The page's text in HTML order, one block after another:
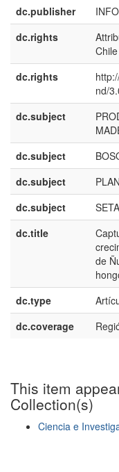
dc.publisher
dc.rights
Chile
dc.rights
nd/
dc.subject
dc.subject
dc.subject
dc.subject
dc.title
de
dc.type
dc.coverage
This item
Collection(s)
Ciencia e